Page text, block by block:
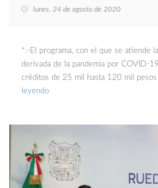
lunes, 24 de agosto de 2020
*.-El programa, con el que se atiende
derivada de la pandemia por COVID-
créditos de 25 mil hasta 120 mil
leyendo